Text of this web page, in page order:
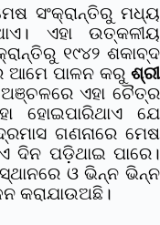
ସଂକ୍ରାନ୍ତିରୁ ମଧ୍ୟ
ଏହା ଉତ୍କଳୀୟ
୧୯୪୨ ଶକାବ୍ଦ
ଆମେ ପାଳନ କରୁ ଶ୍ରୀ
ଏହା ଚୈତ୍ର
ହୋଇପାରିଥାଏ ଯେ
ଗଣନାରେ ମେଷ
ଦିନ ପଡ଼ିଥାଇ ପାରେ।
ଓ ଭିନ୍ନ ଭିନ୍ନ
କରାଯାଉଅଛି।